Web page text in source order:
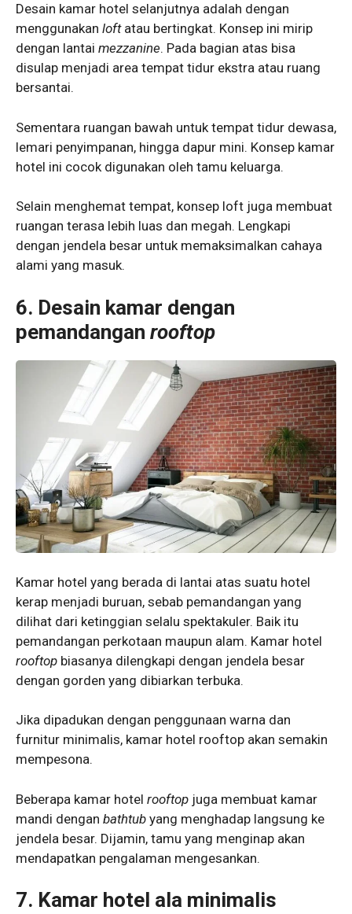
Desain kamar hotel selanjutnya adalah dengan
menggunakan loftatau bertingkat. Konsep ini mirip
dengan lantai mezzanine. Pada bagian atas bisa
disulap menjadi area tempat tidur ekstra atau ruang
bersantai.
Sementara ruangan bawah untuk tempat tidur dewasa,
lemari penyimpanan, hingga dapur mini. Konsep kamar
hotel ini cocok digunakan oleh tamu keluarga.
Selain menghemat tempat, konsep loft juga membuat
ruangan terasa lebih luas dan megah. Lengkapi
dengan jendela besar untuk memaksimalkan cahaya
alami yang masuk.
6. Desain kamar dengan
pemandangan rooftop
Kamar hotel yang berada di lantai atas suatu hotel
kerap menjadi buruan, sebab pemandangan yang
dilihat dari ketinggian selalu spektakuler. Baik itu
pemandangan perkotaan maupun alam. Kamar hotel
rooftop biasanya dilengkapi dengan jendela besar
dengan gorden yang dibiarkan terbuka.
Jika dipadukan dengan penggunaan warna dan
furnitur minimalis, kamar hotel rooftop akan semakin
mempesona.
Beberapa kamar hotel rooftop juga membuat kamar
mandi dengan bathtub yang menghadap langsung ke
jendela besar. Dijamin, tamu yang menginap akan
mendapatkan pengalaman mengesankan.
7. Kamar hotel ala minimalis